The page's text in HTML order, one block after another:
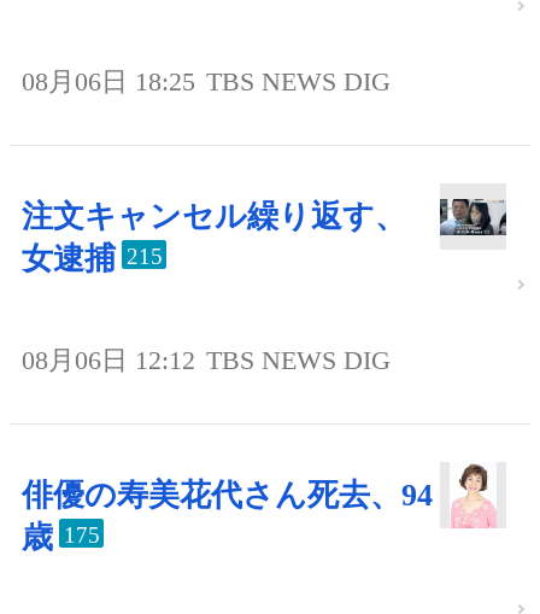
08月06日 18:25 TBS NEWS DIG
注文キャンセル繰り返す、
女逮捕 215
08月06日 12:12 TBS NEWS DIG
俳優の寿美花代さん死去、94
歳 175